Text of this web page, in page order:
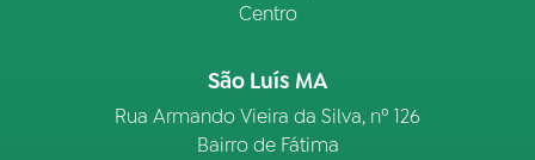
Centro
São Luís MA
Rua Armando Vieira da Silva, nº 126
Bairro de Fátima